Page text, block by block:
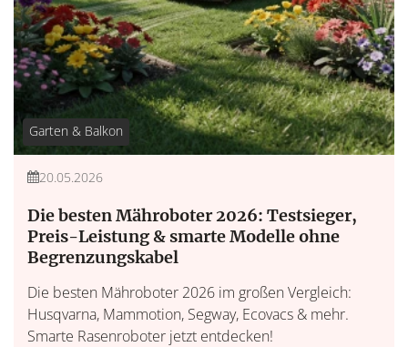
Garten & Balkon
20.05.2026
Die besten Mähroboter 2026: Testsieger,
Preis-Leistung & smarte Modelle ohne
Begrenzungskabel
Die besten Mähroboter 2026 im großen Vergleich:
Husqvarna, Mammotion, Segway, Ecovacs & mehr.
Smarte Rasenroboter jetzt entdecken!